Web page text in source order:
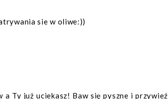
sie w oliwe:))
a Ty już uciekasz! Baw się pyszne i przywieź